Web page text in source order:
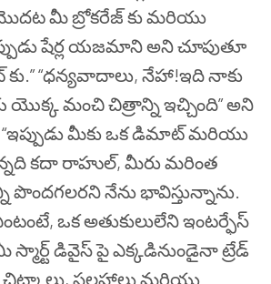
మీ బ్రోకరేజ్ కు మరియు
షేర్ల యజమాని అని చూపుతూ
“ధన్యవాదాలు, నేహా!ఇది నాకు
యొక్క మంచి చిత్రాన్ని ఇచ్చింది” అని
“ఇప్పుడు మీకు ఒక డిమాట్ మరియు
కదా రాహుల్, మీరు మరింత
పొందగలరని నేను భావిస్తున్నాను.
ఒక అతుకులులేని ఇంటర్ఫేస్
డివైస్ పై ఎక్కడినుండైనా ట్రేడ్
చిట్కాలు, సలహాలు మరియు